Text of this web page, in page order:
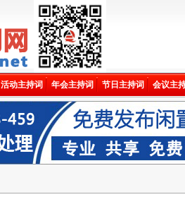
活动主持词 年会主持词 节日主持词 会议主